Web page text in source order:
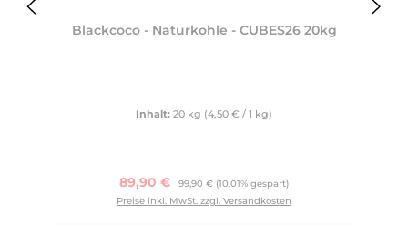
Blackcoco - Naturkohle - CUBES26 20kg
Inhalt: 20 kg (4,50 € / 1 kg)
Verkaufspreis:
89,90 € Regulärer Preis:
99,90 € (10.01% gespart)
Preise inkl. MwSt. zzgl. Versandkosten